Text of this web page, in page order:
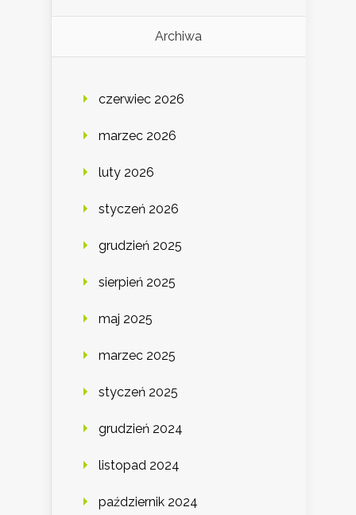
Archiwa
czerwiec 2026
marzec 2026
luty 2026
styczeń 2026
grudzień 2025
sierpień 2025
maj 2025
marzec 2025
styczeń 2025
grudzień 2024
listopad 2024
październik 2024